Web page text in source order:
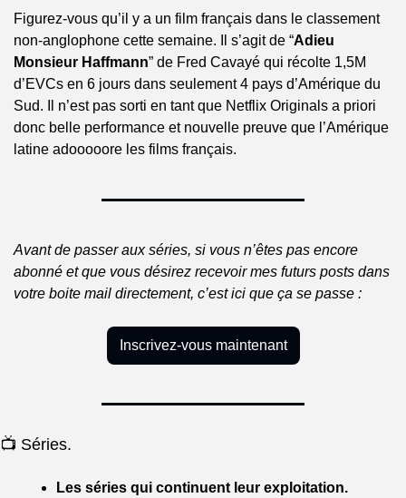
Figurez-vous qu’il y a un film français dans le classement
non-anglophone cette semaine. Il s’agit de “Adieu
Monsieur Haffmann” de Fred Cavayé qui récolte 1,5M
d’EVCs en 6 jours dans seulement 4 pays d’Amérique du
Sud. Il n’est pas sorti en tant que Netflix Originals a priori
donc belle performance et nouvelle preuve que l’Amérique
latine adooooore les films français.
Avant de passer aux séries, si vous n’êtes pas encore
abonné et que vous désirez recevoir mes futurs posts dans
votre boite mail directement, c’est ici que ça se passe :
Inscrivez-vous maintenant
📺 Séries.
Les séries qui continuent leur exploitation.